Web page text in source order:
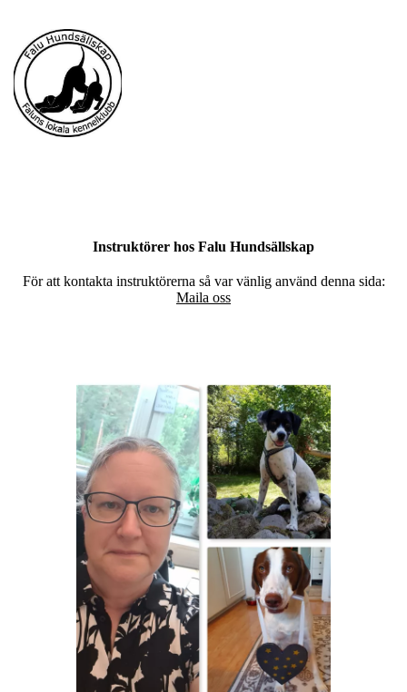
Instruktörer hos Falu Hundsällskap
För att kontakta instruktörerna så var vänlig använd denna sida:
Maila oss